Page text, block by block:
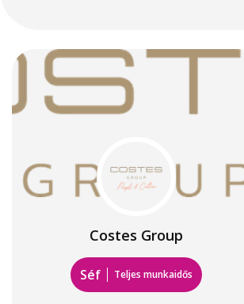
Costes Group
Séf Teljes munkaidős